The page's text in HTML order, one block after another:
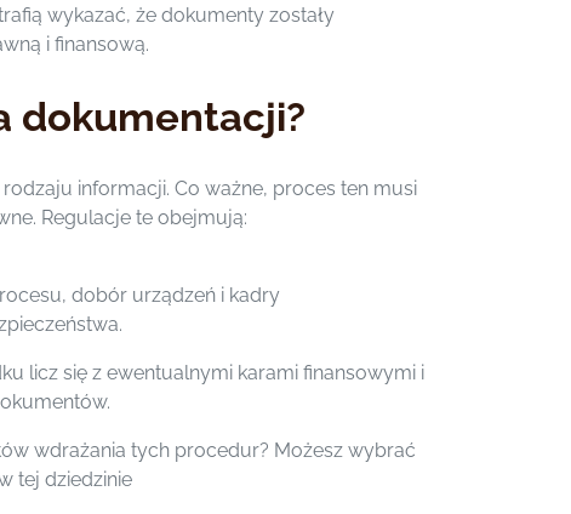
wykazać, że dokumenty zostały
i finansową.
dokumentacji?
informacji. Co ważne, proces ten musi
Regulacje te obejmują:
dobór urządzeń i kadry
licz się z ewentualnymi karami finansowymi i
wdrażania tych procedur? Możesz wybrać
tej dziedzinie